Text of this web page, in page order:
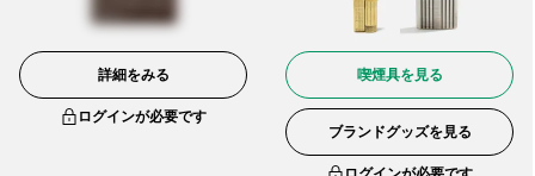
詳細をみる
ログインが必要です
喫煙具を見る
ブランドグッズを見る